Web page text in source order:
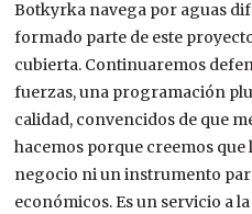
Botkyrka navega por aguas
formado parte de este
cubierta. Continuaremos
fuerzas, una programación
calidad, convencidos de que
hacemos porque creemos
negocio ni un instrumento
económicos. Es un servicio a